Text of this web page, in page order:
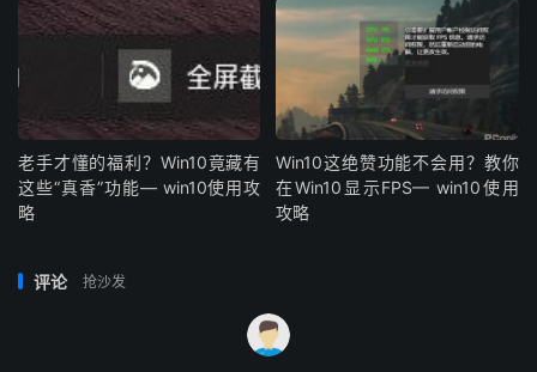
老手才懂的福利？Win10竟藏有
这些“真香”功能— win10使用攻
略
Win10这绝赞功能不会用？教你
在Win10显示FPS— win10使用
攻略
评论 抢沙发